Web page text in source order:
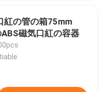
紅の管の箱75mm
磁気口紅の容器